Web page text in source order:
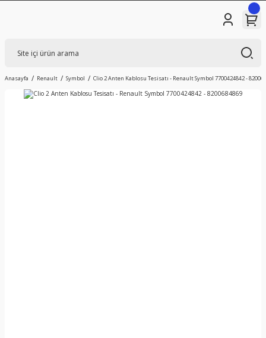
Anasayfa Renault Symbol Clio 2 Anten Kablosu Tesisatı - Renault Symbol 7700424842 -